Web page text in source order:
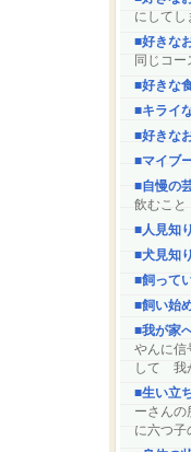
にしてし
■好きな
同じコー
■好きな
■キライ
■好きな
■マイブ
■自慢の
飲むこと
■人見知
■犬見知
■飼って
■飼い始
■我が家
やんに信
して 我
■生い立
ーさん
に六つ子